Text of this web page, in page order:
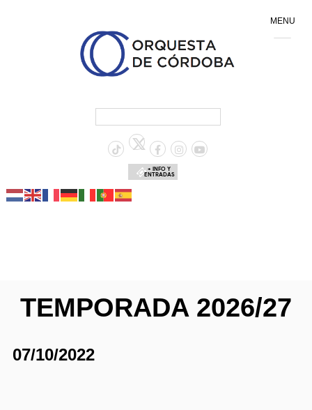
+ INFO Y
ENTRADAS
TEMPORADA 2026/27
07/10/2022
MENU